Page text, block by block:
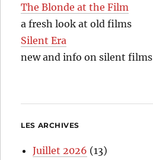
The Blonde at the Film
a fresh look at old films
Silent Era
new and info on silent films
LES ARCHIVES
Juillet 2026 (13)